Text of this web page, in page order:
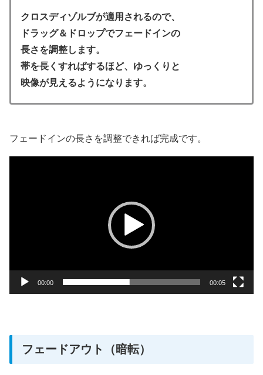
クロスディゾルブが適用されるので、
ドラッグ＆ドロップでフェードインの
長さを調整します。
帯を長くすればするほど、ゆっくりと
映像が見えるようになります。
フェードインの長さを調整できれば完成です。
00:00 00:05
フェードアウト（暗転）